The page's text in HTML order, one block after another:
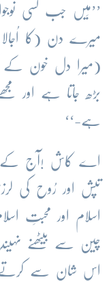
’’مَیں جب کسی
میرے دن ( کا اُجالا
(میرا دل خون کے
بڑھ جاتا ہے اور
ہے-‘‘
اے کاش !آج کے
تپش اور رُوح کی
اسلام اور محبتِ
چین سے بیٹھنے
اس شان سے